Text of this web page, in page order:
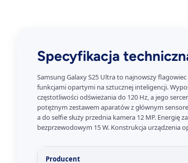
Specyfikacja
Samsung Galaxy S25 Ultra to najnowszy
funkcjami opartymi na sztucznej inteligencji.
częstotliwości odświeżania do 120 Hz, a jego
potężnym zestawem aparatów z głównym
a do selfie służy przednia kamera 12 MP. Energię
bezprzewodowym 15 W. Konstrukcja urządzenia
Producent